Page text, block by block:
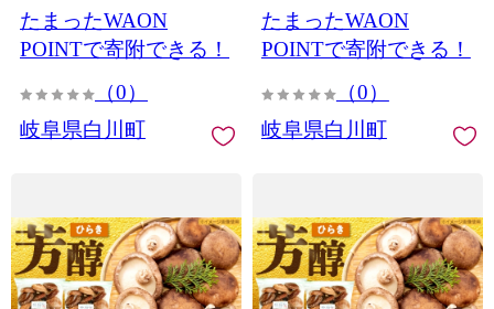
たまったWAON
POINTで寄附できる！
（0）
岐阜県白川町
たまったWAON
POINTで寄附できる！
（0）
岐阜県白川町